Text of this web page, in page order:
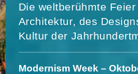
Die weltberühmte
Architektur, des
Kultur der
Modernism Week –